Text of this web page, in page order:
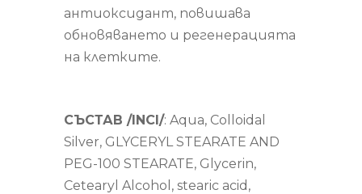
антиоксидант, повишава
обновяването и регенерацията
на клетките.
СЪСТАВ /INCI/: Aqua, Colloidal
Silver, GLYCERYL STEARATE AND
PEG-100 STEARATE, Glycerin,
Cetearyl Alcohol, stearic acid,